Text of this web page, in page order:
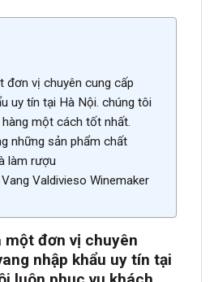
đơn vị chuyên cung cấp
uy tín tại Hà Nội. chúng tôi
một cách tốt nhất.
những sản phẩm chất
làm rượu
Valdivieso Winemaker
đơn vị chuyên
nhập khẩu uy tín tại